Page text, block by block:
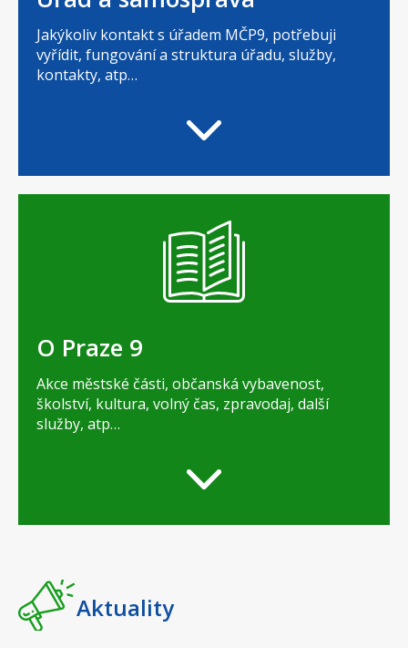
Jakýkoliv kontakt s úřadem MČP9, potřebuji
vyřídit, fungování a struktura úřadu, služby,
kontakty, atp…
O Praze 9
Akce městské části, občanská vybavenost,
školství, kultura, volný čas, zpravodaj, další
služby, atp…
Aktuality